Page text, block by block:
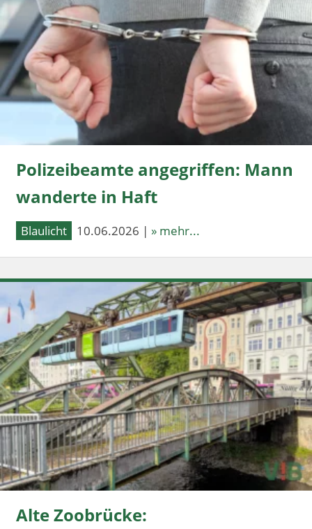
Polizeibeamte angegriffen: Mann
wanderte in Haft
Blaulicht 10.06.2026 | » mehr...
Alte Zoobrücke: